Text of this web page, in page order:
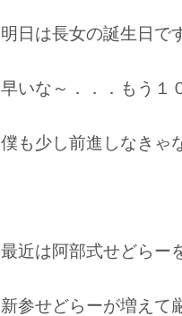
明日は長女の誕生日で
早いな～．．．もう１
僕も少し前進しなきゃ
最近は阿部式せどらー
新参せどらーが増えて